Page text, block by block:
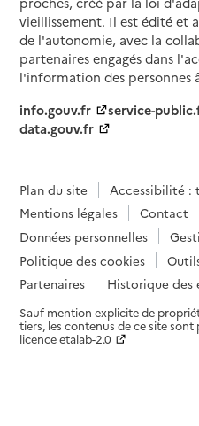
vieillissement. Il est édité et
de l'autonomie, avec la
partenaires engagés dans
l'information des personnes
info.gouv.fr
service-
data.gouv.fr
Plan du site
Accessibilité :
Mentions légales
Contact
Données personnelles
Politique des cookies
Partenaires
Historique des
Sauf mention explicite de
tiers, les contenus de ce site sont
licence etalab-2.0